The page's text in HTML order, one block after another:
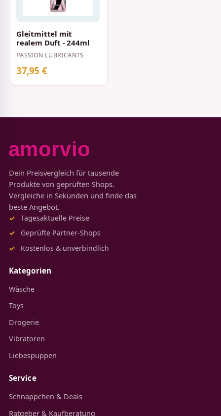
Gleitmittel mit
realem Duft - 244ml
PASSION LUBRICANTS
37,95 €
Dein Preisvergleich für tausende
Produkte von geprüften Shops.
Vergleiche in Sekunden und finde das
beste Angebot.
Tagesaktuelle Preise
Geprüfte Partner-Shops
Kostenlos & unverbindlich
Kategorien
Wäsche
Toys
Drogerie
Vibratoren
Liebespuppen
Service
Schnäppchen & Deals
Ratgeber & Kaufberatung